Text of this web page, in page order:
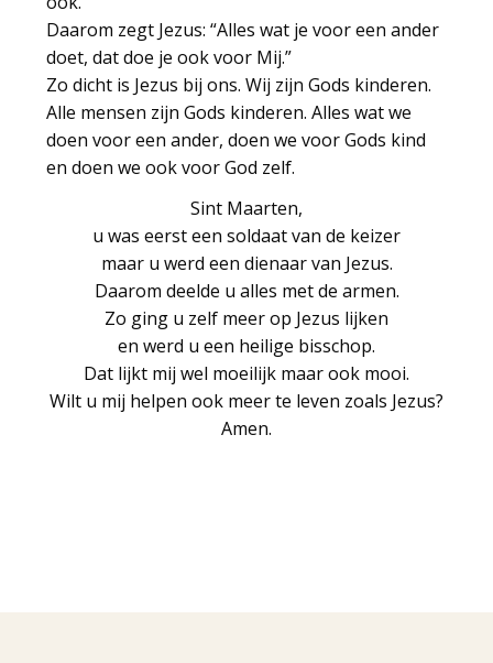
Daarom zegt Jezus: “Alles wat je voor een ander
doet, dat doe je ook voor Mij.”
Zo dicht is Jezus bij ons. Wij zijn Gods kinderen.
Alle mensen zijn Gods kinderen. Alles wat we
doen voor een ander, doen we voor Gods kind
en doen we ook voor God zelf.
Sint Maarten,
u was eerst een soldaat van de keizer
maar u werd een dienaar van Jezus.
Daarom deelde u alles met de armen.
Zo ging u zelf meer op Jezus lijken
en werd u een heilige bisschop.
Dat lijkt mij wel moeilijk maar ook mooi.
Wilt u mij helpen ook meer te leven zoals Jezus?
Amen.